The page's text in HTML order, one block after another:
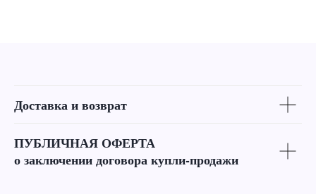
Доставка и возврат
ПУБЛИЧНАЯ ОФЕРТА
о заключении договора купли-продажи